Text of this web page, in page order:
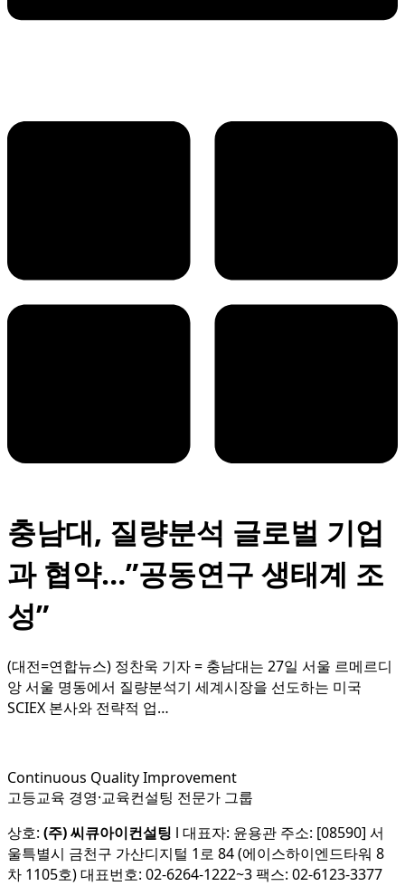
충남대, 질량분석 글로벌 기업
과 협약…”공동연구 생태계 조
성”
(대전=연합뉴스) 정찬욱 기자 = 충남대는 27일 서울 르메르디
앙 서울 명동에서 질량분석기 세계시장을 선도하는 미국
SCIEX 본사와 전략적 업…
Continuous Quality Improvement
고등교육 경영·교육컨설팅 전문가 그룹
상호: (주) 씨큐아이컨설팅 l 대표자: 윤용관 주소: [08590] 서
울특별시 금천구 가산디지털 1로 84 (에이스하이엔드타워 8
차 1105호) 대표번호: 02-6264-1222~3 팩스: 02-6123-3377